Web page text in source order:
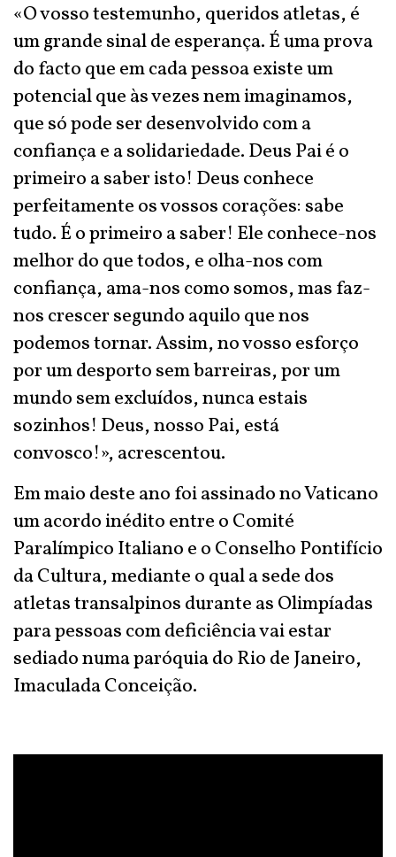
«O vosso testemunho, queridos atletas, é
um grande sinal de esperança. É uma prova
do facto que em cada pessoa existe um
potencial que às vezes nem imaginamos,
que só pode ser desenvolvido com a
confiança e a solidariedade. Deus Pai é o
primeiro a saber isto! Deus conhece
perfeitamente os vossos corações: sabe
tudo. É o primeiro a saber! Ele conhece-nos
melhor do que todos, e olha-nos com
confiança, ama-nos como somos, mas faz-
nos crescer segundo aquilo que nos
podemos tornar. Assim, no vosso esforço
por um desporto sem barreiras, por um
mundo sem excluídos, nunca estais
sozinhos! Deus, nosso Pai, está
convosco!», acrescentou.
Em maio deste ano foi assinado no Vaticano
um acordo inédito entre o Comité
Paralímpico Italiano e o Conselho Pontifício
da Cultura, mediante o qual a sede dos
atletas transalpinos durante as Olimpíadas
para pessoas com deficiência vai estar
sediado numa paróquia do Rio de Janeiro,
Imaculada Conceição.